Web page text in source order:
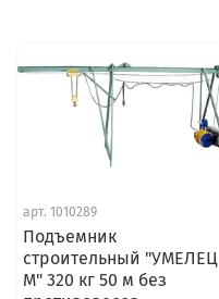
арт. 1010289
Подъемник
строительный "УМЕЛЕЦ
М" 320 кг 50 м без